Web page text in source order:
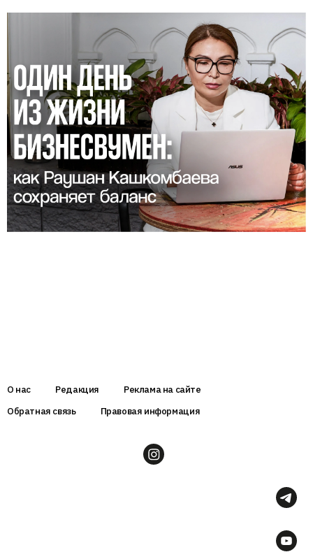
О нас Редакция
Реклама на сайте
Обратная связь
Правовая информация